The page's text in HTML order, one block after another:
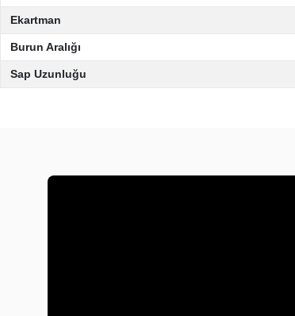
Ekartman
Burun Aralığı
Sap Uzunluğu